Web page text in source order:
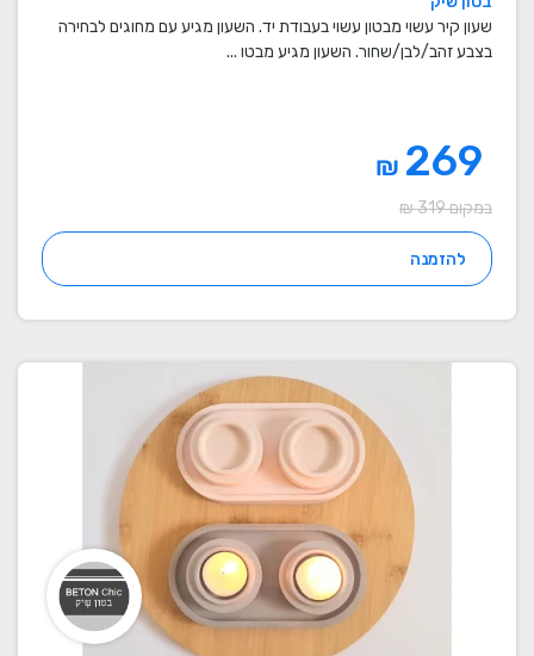
שעון קיר עשוי מבטון עשוי בעבודת יד. השעון מגיע עם מחוגים לבחירה
בצבע זהב/לבן/שחור. השעון מגיע מבטו ...
₪
במקום 319 ₪
להזמנה